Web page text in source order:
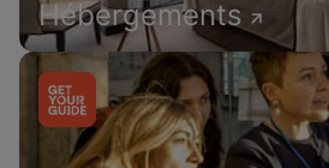
Hébergements